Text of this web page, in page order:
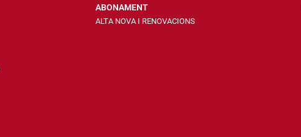
ABONAMENT
ALTA NOVA I RENOVACIONS